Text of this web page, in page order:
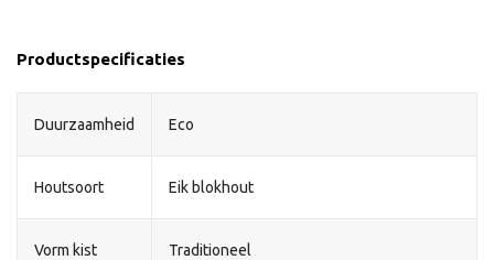
Productspecificaties
Duurzaamheid Eco
Houtsoort Eik blokhout
Vorm kist Traditioneel